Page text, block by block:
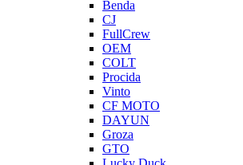
Benda
CJ
FullCrew
OEM
COLT
Procida
Vinto
CF MOTO
DAYUN
Groza
GTO